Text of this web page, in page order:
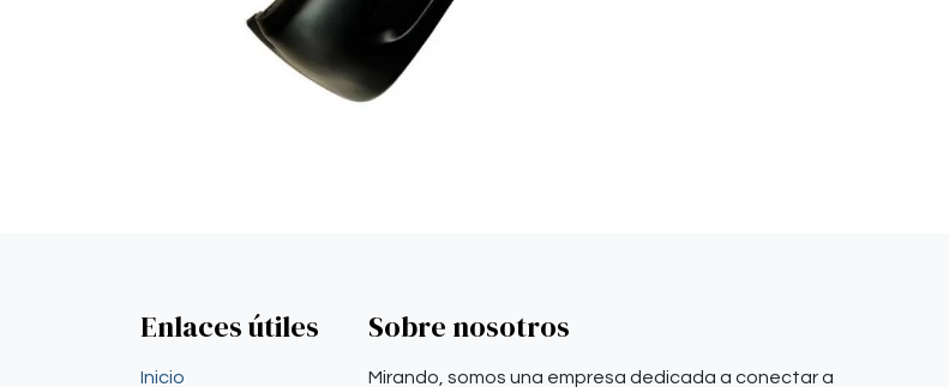
Enlaces útiles
Inicio
Sobre nosotros
Mirando, somos una empresa dedicada a conectar a